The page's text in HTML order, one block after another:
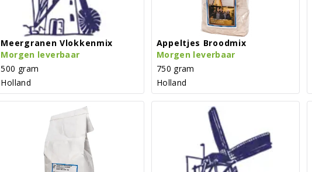
Meergranen Vlokkenmix
Morgen leverbaar
500 gram
Holland
Appeltjes Broodmix
Morgen leverbaar
750 gram
Holland